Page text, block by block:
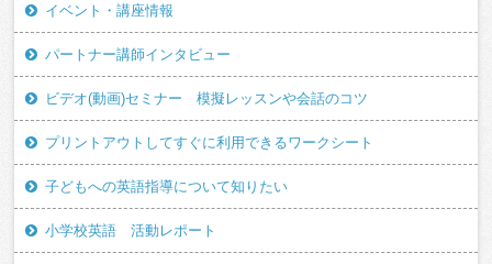
イベント・講座情報
パートナー講師インタビュー
ビデオ(動画)セミナー 模擬レッスンや会話のコツ
プリントアウトしてすぐに利用できるワークシート
子どもへの英語指導について知りたい
小学校英語 活動レポート